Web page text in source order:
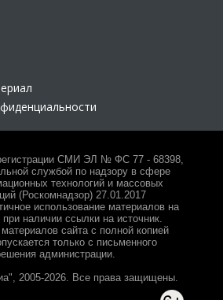
СМИ ЭЛ № ФС 77 - 68398,
службой по надзору в сфере
технологий и массовых
(Роскомнадзор) 27.01.2017
использование материалов на
при наличии ссылки на источник.
сайта с полной копией
только с письменного
администрации.
2005-2026. Все права защищены.